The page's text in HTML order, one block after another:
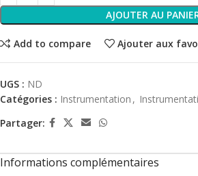
AJOUTER AU
Add to compare Ajouter aux
UGS : ND
Catégories : Instrumentation ,
Partager:
Informations complémentaires